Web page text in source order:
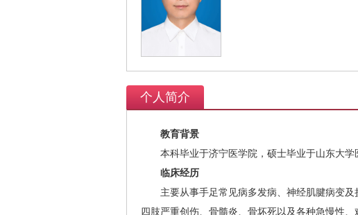
个人简介
教育背景
本科毕业于济宁医学院，硕士毕业于山东大学
临床经历
主要从事手足常见病多发病、神经肌腱病变
四肢严重创伤、骨髓炎、骨坏死以及各种急慢性、